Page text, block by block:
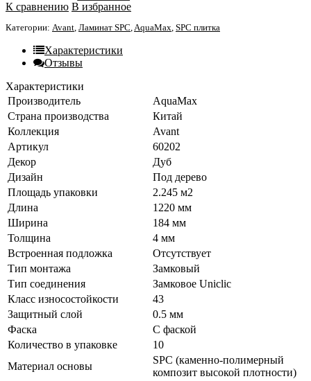
К сравнению В избранное
Категории: Avant, Ламинат SPC,AquaMax, SPC плитка
Характеристики
Отзывы
Характеристики
Производитель
AquaMax
Страна производства
Китай
Коллекция
Avant
Артикул
60202
Декор
Дуб
Дизайн
Под дерево
Площадь упаковки
2.245 м2
Длина
1220 мм
Ширина
184 мм
Толщина
4 мм
Встроенная подложка
Отсутствует
Тип монтажа
Замковый
Тип соединения
Замковое Uniclic
Класс износостойкости
43
Защитный слой
0.5 мм
Фаска
С фаской
Количество в упаковке
10
Материал основы
SPC (каменно-полимерный
композит высокой плотности)